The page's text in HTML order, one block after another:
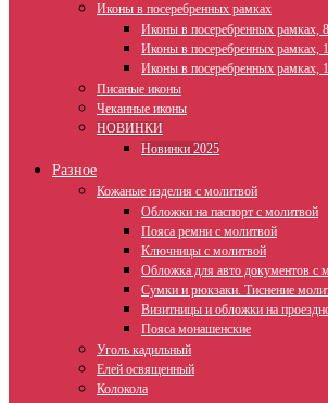
Иконы в посеребренных рамках
Иконы в посеребренных рамках,
Иконы в посеребренных рамках,
Иконы в посеребренных рамках,
Писаные иконы
Чеканные иконы
НОВИНКИ
Новинки 2025
Разное
Кожаные изделия с молитвой
Обложки на паспорт с молитвой
Пояса ремни с молитвой
Ключницы с молитвой
Обложка для авто документов с
Сумки и рюкзаки. Тиснение
Визитницы и обложки на
Пояса монашенские
Уголь кадильный
Елей освященный
Колокола